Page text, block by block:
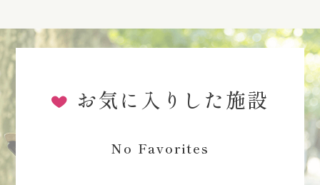
お気に入りした施設
No Favorites